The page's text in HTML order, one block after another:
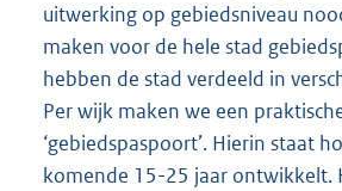
uitwerking op gebiedsniveau
maken voor de hele stad
hebben de stad verdeeld in
Per wijk maken we een
‘gebiedspaspoort’. Hierin staat
komende 15-25 jaar ontwikkelt.